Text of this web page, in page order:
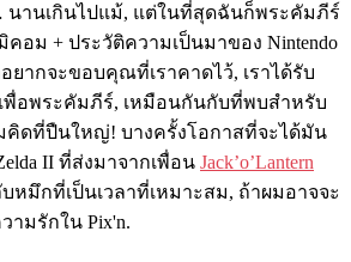
นานเกินไปแม้, แต่ในที่สุดฉันก็พระคัมภีร์
อม + ประวัติความเป็นมาของ Nintendo
ยากจะขอบคุณที่เราคาดไว้, เราได้รับ
พื่อพระคัมภีร์, เหมือนกันกับที่พบสำหรับ
คิดที่ปืนใหญ่! บางครั้งโอกาสที่จะได้มัน
II ที่ส่งมาจากเพื่อน Jack’o’Lantern
มึกที่เป็นเวลาที่เหมาะสม, ถ้าผมอาจจะ
ามรักใน Pix'n.